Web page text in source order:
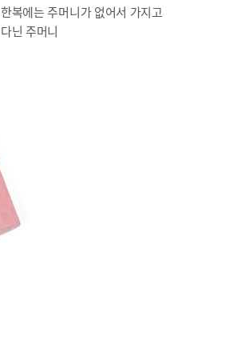
한복에는 주머니가 없어서 가지고
다닌 주머니